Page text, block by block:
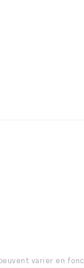
varier en